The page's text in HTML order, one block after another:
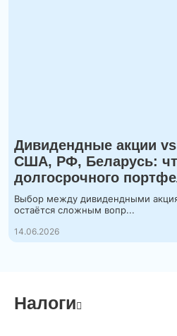
Дивидендные акции vs
США, РФ, Беларусь:
долгосрочного
Выбор между дивидендными
остаётся сложным вопр...
14.06.2026
Налоги